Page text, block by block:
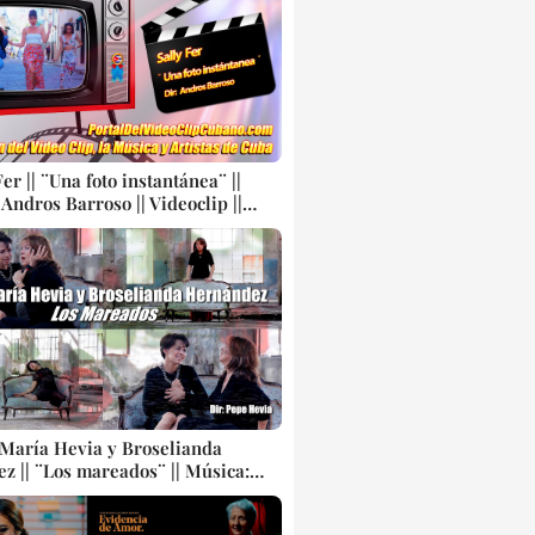
|| ¨Una foto instantánea¨ ||
Barroso || Videoclip ||
Cubana || CUBA
Hevia y Broselianda
|| ¨Los mareados¨ || Música:
Cobián || Letra: Enrique
|| Tango || Videoclip || CUBA